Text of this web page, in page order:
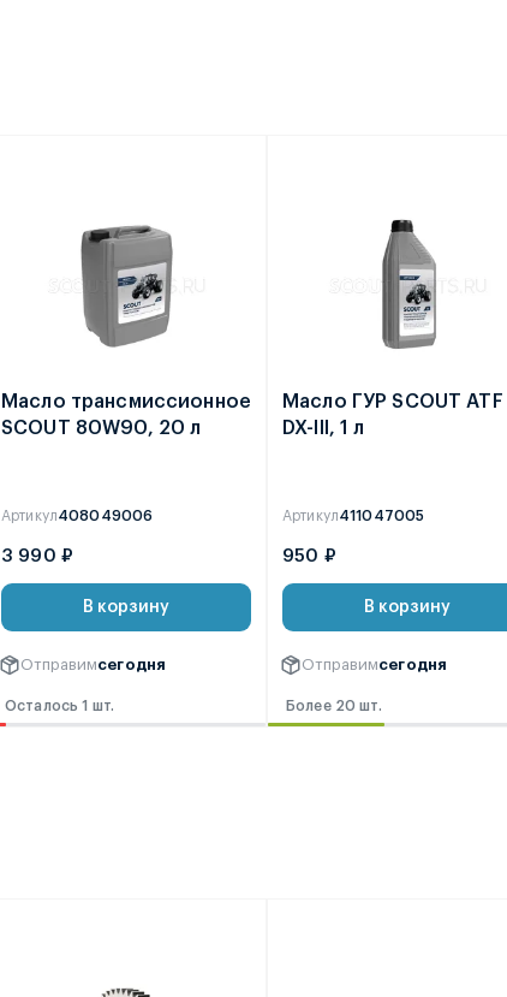
Масло трансмиссионное
SCOUT 80W90, 20 л
Артикул408049006
3 990 ₽
В корзину
Отправимсегодня
Осталось 1 шт.
Масло ГУР SCOUT ATF
DX-III, 1 л
Артикул411047005
950 ₽
В корзину
Отправимсегодня
Более 20 шт.